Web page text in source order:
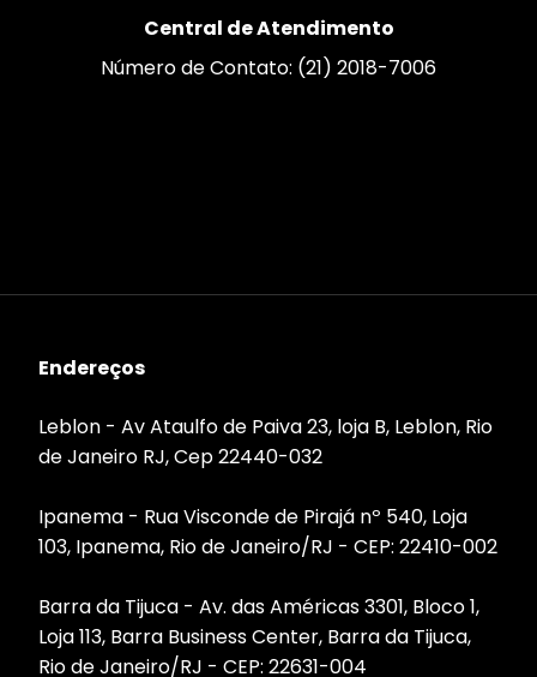
Central de Atendimento
Número de Contato: (21) 2018-7006
Endereços
Leblon - Av Ataulfo de Paiva 23, loja B, Leblon, Rio
de Janeiro RJ, Cep 22440-032
Ipanema - Rua Visconde de Pirajá nº 540, Loja
103, Ipanema, Rio de Janeiro/RJ - CEP: 22410-002
Barra da Tijuca - Av. das Américas 3301, Bloco 1,
Loja 113, Barra Business Center, Barra da Tijuca,
Rio de Janeiro/RJ - CEP: 22631-004